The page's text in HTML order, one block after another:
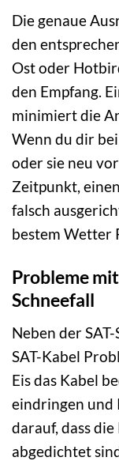
Die genaue
den
Ost oder
den Empfang.
minimiert die
Wenn du dir
oder sie neu
Zeitpunkt,
falsch
bestem Wetter
Probleme
Schneefall
Neben der
SAT-Kabel
Eis das Kabel
eindringen und
darauf, dass
abgedichtet